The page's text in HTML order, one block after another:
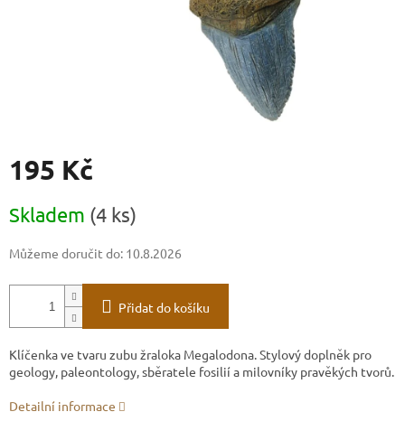
195 Kč
cena:
Skladem (4 ks)
Můžeme doručit do: 10.8.2026
Přidat do košíku
Klíčenka ve tvaru zubu žraloka Megalodona. Stylový doplněk pro
geology, paleontology, sběratele fosilií a milovníky pravěkých tvorů.
Detailní informace